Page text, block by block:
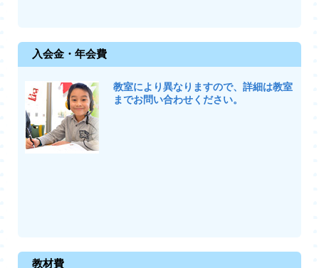
入会金・年会費
教室により異なりますので、詳細は教室
までお問い合わせください。
教材費